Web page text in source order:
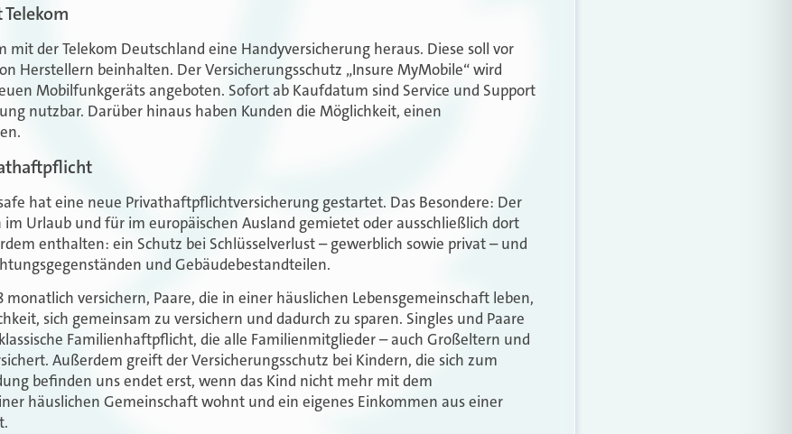
mit der Telekom Deutschland eine Handyversicherung heraus. Diese soll vor
Herstellern beinhalten. Der Versicherungsschutz „Insure MyMobile“ wird
Mobilfunkgeräts angeboten. Sofort ab Kaufdatum sind Service und Support
nutzbar. Darüber hinaus haben Kunden die Möglichkeit, einen
hat eine neue Privathaftpflichtversicherung gestartet. Das Besondere: Der
Urlaub und für im europäischen Ausland gemietet oder ausschließlich dort
enthalten: ein Schutz bei Schlüsselverlust – gewerblich sowie privat – und
und Gebäudebestandteilen.
monatlich versichern, Paare, die in einer häuslichen Lebensgemeinschaft leben,
sich gemeinsam zu versichern und dadurch zu sparen. Singles und Paare
Familienhaftpflicht, die alle Familienmitglieder – auch Großeltern und
Außerdem greift der Versicherungsschutz bei Kindern, die sich zum
befinden uns endet erst, wenn das Kind nicht mehr mit dem
häuslichen Gemeinschaft wohnt und ein eigenes Einkommen aus einer